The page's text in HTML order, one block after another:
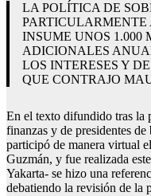
LA POLÍTICA DE
INSUME UNOS 1.000
ADICIONALES
LOS INTERESES Y
QUE CONTRAJO
En el texto difundido tras la
finanzas y de presidentes
participó de manera virtual
Guzmán, y fue realizada
Yakarta- se hizo una
debatiendo la revisión de la